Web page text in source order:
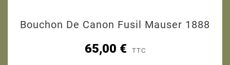
Bouchon De Canon Fusil Mauser 1888
65,00 € TTC